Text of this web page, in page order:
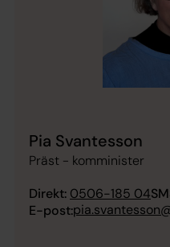
Pia Svantesson
Präst - komminister
Direkt: 0506-185 04
E-post: